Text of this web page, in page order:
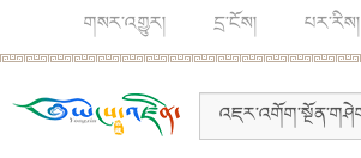
གསར་འགྱུར། དྲ་ངོས། པར་རིས།